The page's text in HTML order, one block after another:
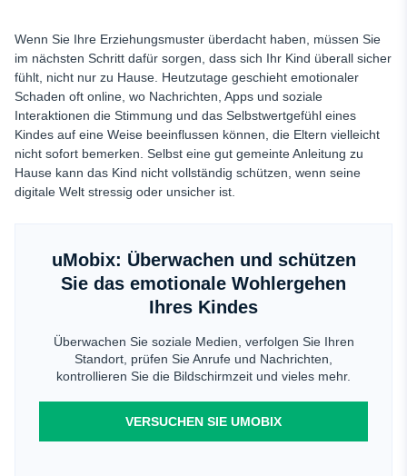
Wenn Sie Ihre Erziehungsmuster überdacht haben, müssen Sie
im nächsten Schritt dafür sorgen, dass sich Ihr Kind überall sicher
fühlt, nicht nur zu Hause. Heutzutage geschieht emotionaler
Schaden oft online, wo Nachrichten, Apps und soziale
Interaktionen die Stimmung und das Selbstwertgefühl eines
Kindes auf eine Weise beeinflussen können, die Eltern vielleicht
nicht sofort bemerken. Selbst eine gut gemeinte Anleitung zu
Hause kann das Kind nicht vollständig schützen, wenn seine
digitale Welt stressig oder unsicher ist.
uMobix: Überwachen und schützen
Sie das emotionale Wohlergehen
Ihres Kindes
Überwachen Sie soziale Medien, verfolgen Sie Ihren
Standort, prüfen Sie Anrufe und Nachrichten,
kontrollieren Sie die Bildschirmzeit und vieles mehr.
VERSUCHEN SIE UMOBIX